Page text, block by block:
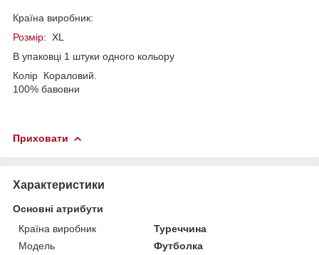
Країна виробник:
Розмір: XL
В упаковці 1 штуки одного кольору
Колір Кораловий.
100% бавовни
Приховати
Характеристики
Основні атрибути
Країна виробник
Туреччина
Модель
Футболка